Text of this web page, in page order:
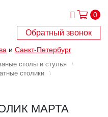
0
Обратный звонок
и Санкт-Петербург
столы и стулья
столики
МАРТА